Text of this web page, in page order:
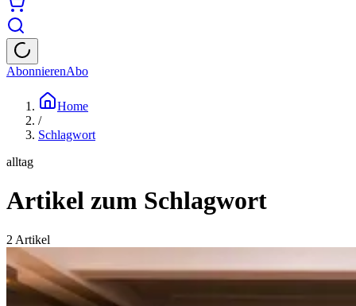
AbonnierenAbo
Home
/
Schlagwort
alltag
Artikel zum Schlagwort
2 Artikel